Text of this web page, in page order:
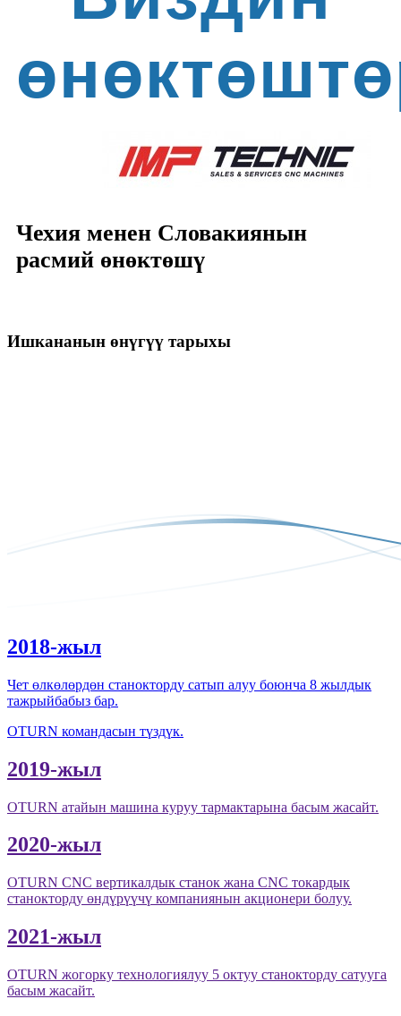
Чехия менен Словакиянын
расмий өнөктөшү
Ишкананын өнүгүү тарыхы
2018-жыл
Чет өлкөлөрдөн станокторду сатып алуу боюнча 8 жылдык
тажрыйбабыз бар.
OTURN командасын түздүк.
2019-жыл
OTURN атайын машина куруу тармактарына басым жасайт.
2020-жыл
OTURN CNC вертикалдык станок жана CNC токардык
станокторду өндүрүүчү компаниянын акционери болуу.
2021-жыл
OTURN жогорку технологиялуу 5 октуу станокторду сатууга
басым жасайт.